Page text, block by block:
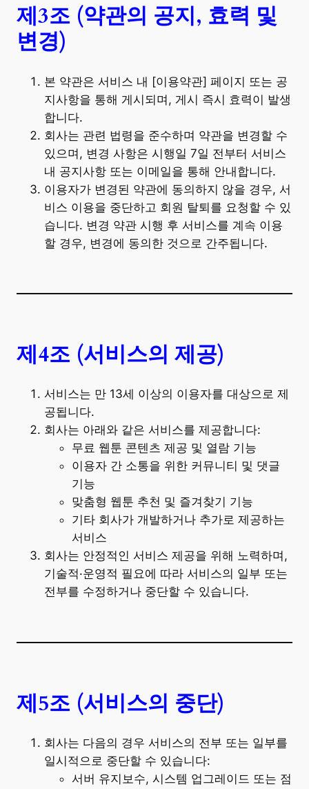
제3조 (약관의 공지, 효력 및
변경)
본 약관은 서비스 내 [이용약관] 페이지 또는 공
지사항을 통해 게시되며, 게시 즉시 효력이 발생
합니다.
회사는 관련 법령을 준수하며 약관을 변경할 수
있으며, 변경 사항은 시행일 7일 전부터 서비스
내 공지사항 또는 이메일을 통해 안내합니다.
이용자가 변경된 약관에 동의하지 않을 경우, 서
비스 이용을 중단하고 회원 탈퇴를 요청할 수 있
습니다. 변경 약관 시행 후 서비스를 계속 이용
할 경우, 변경에 동의한 것으로 간주됩니다.
제4조 (서비스의 제공)
서비스는 만 13세 이상의 이용자를 대상으로 제
공됩니다.
회사는 아래와 같은 서비스를 제공합니다:
무료 웹툰 콘텐츠 제공 및 열람 기능
이용자 간 소통을 위한 커뮤니티 및 댓글
기능
맞춤형 웹툰 추천 및 즐겨찾기 기능
기타 회사가 개발하거나 추가로 제공하는
서비스
회사는 안정적인 서비스 제공을 위해 노력하며,
기술적·운영적 필요에 따라 서비스의 일부 또는
전부를 수정하거나 중단할 수 있습니다.
제5조 (서비스의 중단)
회사는 다음의 경우 서비스의 전부 또는 일부를
일시적으로 중단할 수 있습니다:
서버 유지보수, 시스템 업그레이드 또는 점